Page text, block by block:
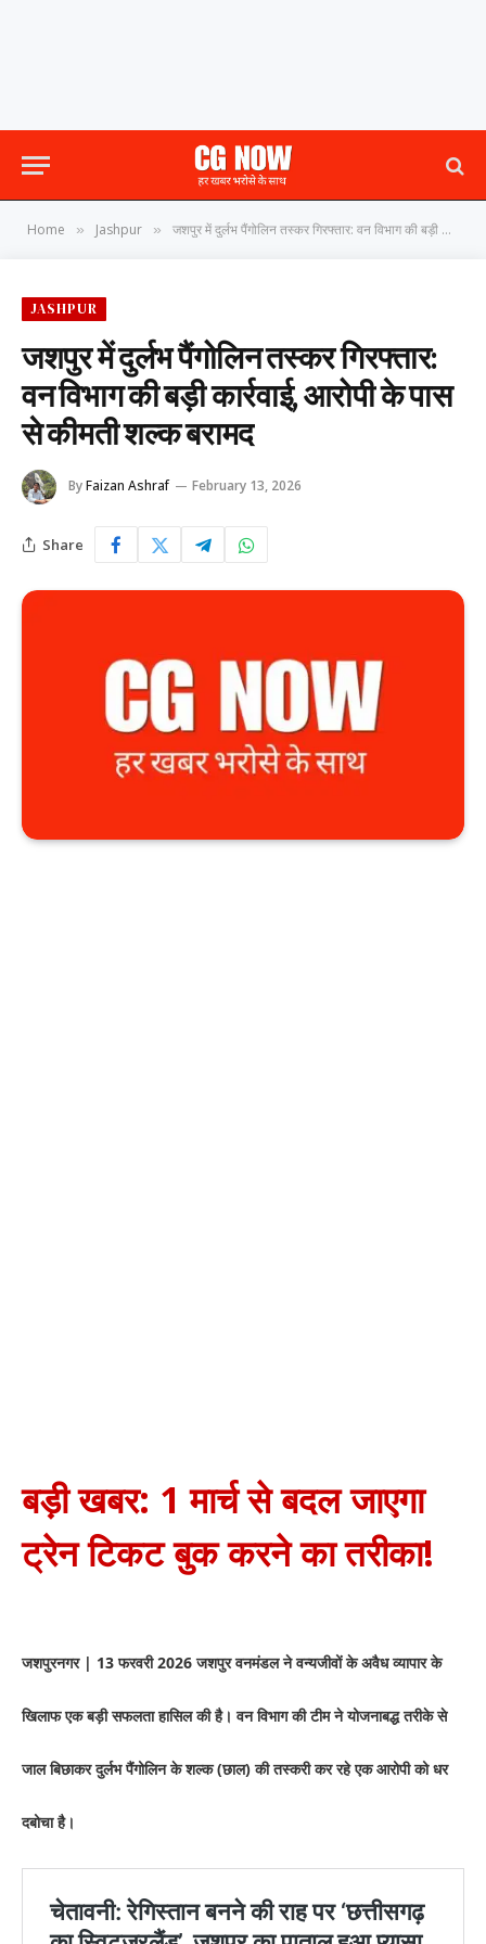
Home » Jashpur » जशपुर में दुर्लभ पैंगोलिन तस्कर गिरफ्तार: वन विभाग की बड़ी कार्रवाई, आरोपी के पास से कीमती शल्क बरामद
JASHPUR
जशपुर में दुर्लभ पैंगोलिन तस्कर गिरफ्तार:
वन विभाग की बड़ी कार्रवाई, आरोपी के पास
से कीमती शल्क बरामद
ByFaizan Ashraf February 13, 2026
Share
बड़ी खबर: 1 मार्च से बदल जाएगा
ट्रेन टिकट बुक करने का तरीका!
जशपुरनगर | 13 फरवरी 2026जशपुर वनमंडल ने वन्यजीवों के अवैध व्यापार के
खिलाफ एक बड़ी सफलता हासिल की है। वन विभाग की टीम ने योजनाबद्ध तरीके से
जाल बिछाकर दुर्लभ पैंगोलिन के शल्क (छाल) की तस्करी कर रहे एक आरोपी को धर
दबोचा है।